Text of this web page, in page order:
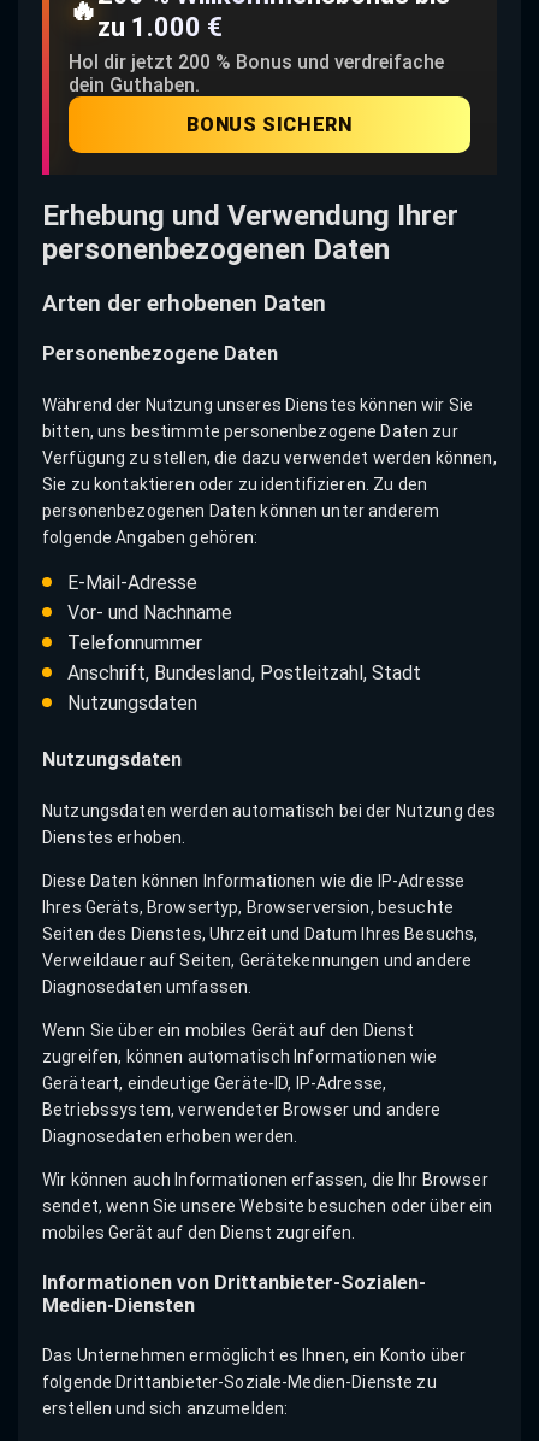
🔥zu 1.000 €
Hol dir jetzt 200 % Bonus und verdreifache
dein Guthaben.
BONUS SICHERN
Erhebung und Verwendung Ihrer
personenbezogenen Daten
Arten der erhobenen Daten
Personenbezogene Daten
Während der Nutzung unseres Dienstes können wir Sie
bitten, uns bestimmte personenbezogene Daten zur
Verfügung zu stellen, die dazu verwendet werden können,
Sie zu kontaktieren oder zu identifizieren. Zu den
personenbezogenen Daten können unter anderem
folgende Angaben gehören:
E-Mail-Adresse
Vor- und Nachname
Telefonnummer
Anschrift, Bundesland, Postleitzahl, Stadt
Nutzungsdaten
Nutzungsdaten
Nutzungsdaten werden automatisch bei der Nutzung des
Dienstes erhoben.
Diese Daten können Informationen wie die IP-Adresse
Ihres Geräts, Browsertyp, Browserversion, besuchte
Seiten des Dienstes, Uhrzeit und Datum Ihres Besuchs,
Verweildauer auf Seiten, Gerätekennungen und andere
Diagnosedaten umfassen.
Wenn Sie über ein mobiles Gerät auf den Dienst
zugreifen, können automatisch Informationen wie
Geräteart, eindeutige Geräte-ID, IP-Adresse,
Betriebssystem, verwendeter Browser und andere
Diagnosedaten erhoben werden.
Wir können auch Informationen erfassen, die Ihr Browser
sendet, wenn Sie unsere Website besuchen oder über ein
mobiles Gerät auf den Dienst zugreifen.
Informationen von Drittanbieter-Sozialen-
Medien-Diensten
Das Unternehmen ermöglicht es Ihnen, ein Konto über
folgende Drittanbieter-Soziale-Medien-Dienste zu
erstellen und sich anzumelden: